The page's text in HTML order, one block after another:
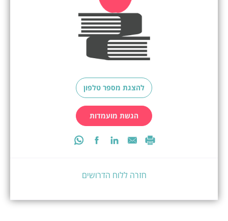
להצגת מספר טלפון
הגשת מועמדות
חזרה ללוח הדרושים